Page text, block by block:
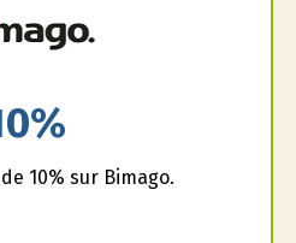
10% sur Bimago.